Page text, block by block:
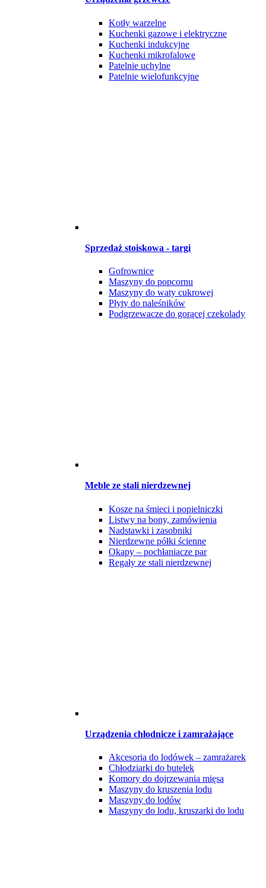
Kotły warzelne
Kuchenki gazowe i elektryczne
Kuchenki indukcyjne
Kuchenki mikrofalowe
Patelnie uchylne
Patelnie wielofunkcyjne
Sprzedaż stoiskowa - targi
Gofrownice
Maszyny do popcornu
Maszyny do waty cukrowej
Płyty do naleśników
Podgrzewacze do gorącej czekolady
Meble ze stali nierdzewnej
Kosze na śmieci i popielniczki
Listwy na bony, zamówienia
Nadstawki i zasobniki
Nierdzewne półki ścienne
Okapy – pochłaniacze par
Regały ze stali nierdzewnej
Urządzenia chłodnicze i zamrażające
Akcesoria do lodówek – zamrażarek
Chłodziarki do butelek
Komory do dojrzewania mięsa
Maszyny do kruszenia lodu
Maszyny do lodów
Maszyny do lodu, kruszarki do lodu